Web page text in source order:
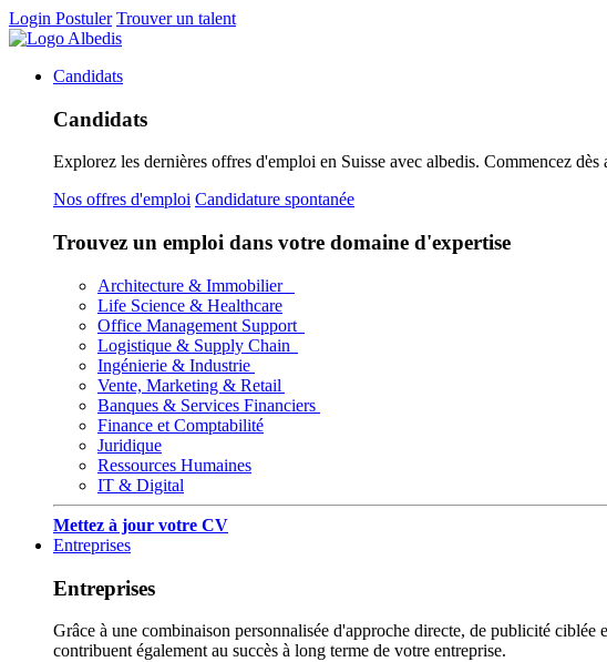
Login Postuler Trouver un talent
Candidats
Candidats
Explorez les dernières offres d'emploi en Suisse avec albedis. Commencez
Nos offres d'emploi Candidature spontanée
Trouvez un emploi dans votre domaine d'expertise
Architecture & Immobilier
Life Science & Healthcare
Office Management Support
Logistique & Supply Chain
Ingénierie & Industrie
Vente, Marketing & Retail
Banques & Services Financiers
Finance et Comptabilité
Juridique
Ressources Humaines
IT & Digital
Mettez à jour votre CV
Entreprises
Entreprises
Grâce à une combinaison personnalisée d'approche directe, de publicité
contribuent également au succès à long terme de votre entreprise.